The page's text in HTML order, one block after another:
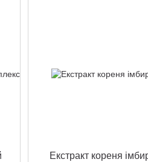
Екстракт кореня